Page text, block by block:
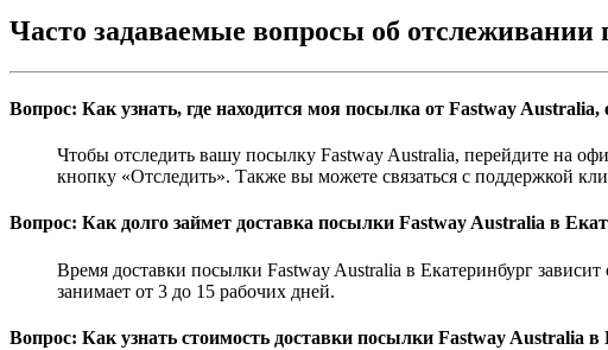
Часто задаваемые вопросы об отслеживании
Вопрос: Как узнать, где находится моя посылка от Fastway
Чтобы отследить вашу посылку Fastway Australia, перейдите на
кнопку «Отследить». Также вы можете связаться с поддержкой
Вопрос: Как долго займет доставка посылки Fastway Australia в
Время доставки посылки Fastway Australia в Екатеринбург
занимает от 3 до 15 рабочих дней.
Вопрос: Как узнать стоимость доставки посылки Fastway Australia в